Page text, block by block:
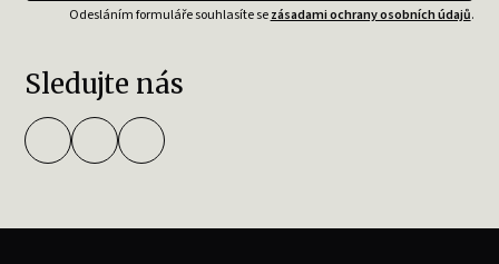
Odesláním formuláře souhlasíte sezásadami ochrany osobních údajů.
Sledujte nás